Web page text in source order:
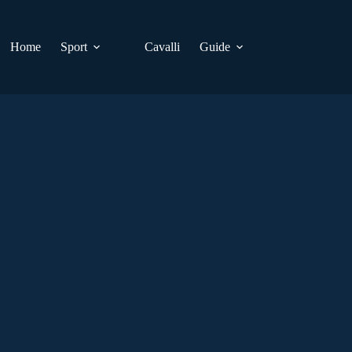
Home
Sport Cavalli Guide